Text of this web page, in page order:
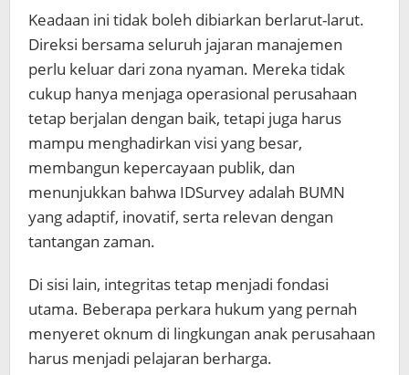
Keadaan ini tidak boleh dibiarkan berlarut-larut.
Direksi bersama seluruh jajaran manajemen
perlu keluar dari zona nyaman. Mereka tidak
cukup hanya menjaga operasional perusahaan
tetap berjalan dengan baik, tetapi juga harus
mampu menghadirkan visi yang besar,
membangun kepercayaan publik, dan
menunjukkan bahwa IDSurvey adalah BUMN
yang adaptif, inovatif, serta relevan dengan
tantangan zaman.
Di sisi lain, integritas tetap menjadi fondasi
utama. Beberapa perkara hukum yang pernah
menyeret oknum di lingkungan anak perusahaan
harus menjadi pelajaran berharga.